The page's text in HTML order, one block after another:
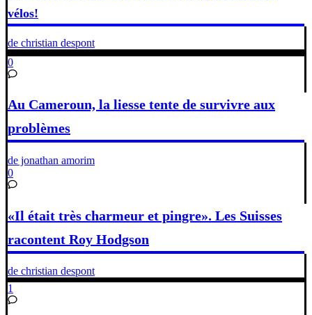
vélos!
de christian despont
0
Au Cameroun, la liesse tente de survivre aux
problèmes
de jonathan amorim
0
«Il était très charmeur et pingre». Les Suisses
racontent Roy Hodgson
de christian despont
1